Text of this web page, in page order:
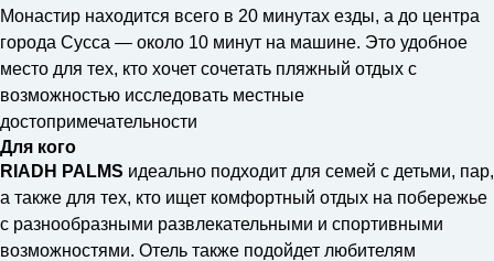
Монастир находится всего в 20 минутах езды, а до центра
города Сусса — около 10 минут на машине. Это удобное
место для тех, кто хочет сочетать пляжный отдых с
возможностью исследовать местные
достопримечательности
Для кого
RIADH PALMS идеально подходит для семей с детьми, пар,
а также для тех, кто ищет комфортный отдых на побережье
с разнообразными развлекательными и спортивными
возможностями. Отель также подойдет любителям